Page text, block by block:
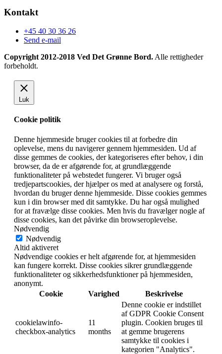
Kontakt
+45 40 30 36 26
Send e-mail
Copyright 2012-2018 Ved Det Grønne Bord. Alle rettigheder
forbeholdt.
Luk
Cookie politik
Denne hjemmeside bruger cookies til at forbedre din
oplevelse, mens du navigerer gennem hjemmesiden. Ud af
disse gemmes de cookies, der kategoriseres efter behov, i din
browser, da de er afgørende for, at grundlæggende
funktionaliteter på webstedet fungerer. Vi bruger også
tredjepartscookies, der hjælper os med at analysere og forstå,
hvordan du bruger denne hjemmeside. Disse cookies gemmes
kun i din browser med dit samtykke. Du har også mulighed
for at fravælge disse cookies. Men hvis du fravælger nogle af
disse cookies, kan det påvirke din browseroplevelse.
Nødvendig
Nødvendig
Altid aktiveret
Nødvendige cookies er helt afgørende for, at hjemmesiden
kan fungere korrekt. Disse cookies sikrer grundlæggende
funktionaliteter og sikkerhedsfunktioner på hjemmesiden,
anonymt.
Cookie
Varighed Beskrivelse
cookielawinfo-
checkbox-analytics
11
months
Denne cookie er indstillet
af GDPR Cookie Consent
plugin. Cookien bruges til
at gemme brugerens
samtykke til cookies i
kategorien "Analytics".